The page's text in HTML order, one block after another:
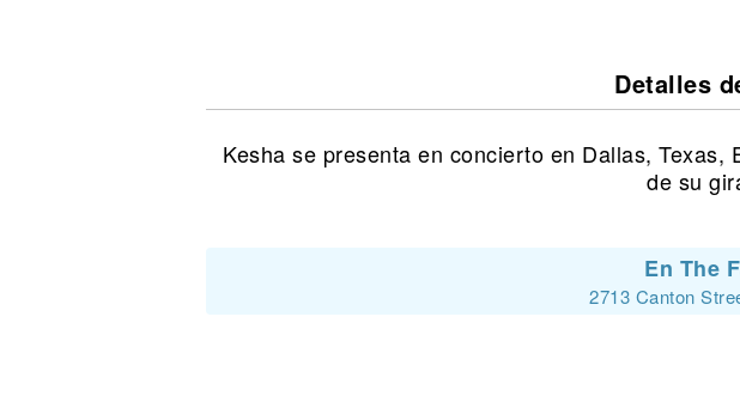
Detalles
Kesha se presenta en concierto en Dallas,
de su
En The
2713 Canton